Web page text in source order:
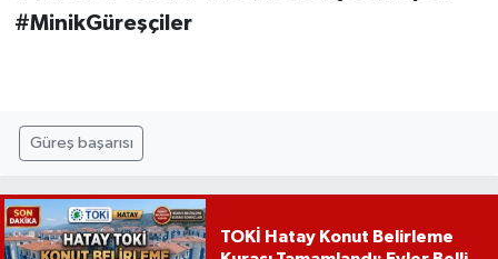
#MinikGüreşçiler
Güreş başarısı
TOKİ Hatay Konut Belirleme